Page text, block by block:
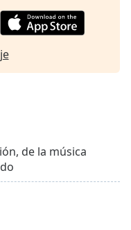
de la música